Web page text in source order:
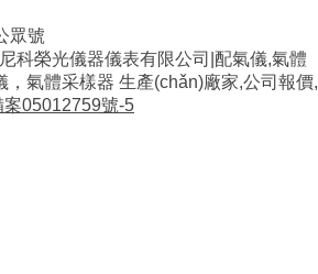
眾號
科榮光儀器儀表有限公司|配氣儀,氣體
，氣體采樣器 生產(chǎn)廠家,公司報價,
05012759號-5